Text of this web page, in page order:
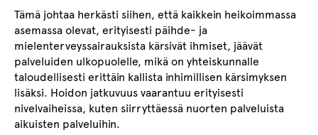
Tämä johtaa herkästi siihen, että kaikkein heikoimmassa
asemassa olevat, erityisesti päihde- ja
mielenterveyssairauksista kärsivät ihmiset, jäävät
palveluiden ulkopuolelle, mikä on yhteiskunnalle
taloudellisesti erittäin kallista inhimillisen kärsimyksen
lisäksi. Hoidon jatkuvuus vaarantuu erityisesti
nivelvaiheissa, kuten siirryttäessä nuorten palveluista
aikuisten palveluihin.